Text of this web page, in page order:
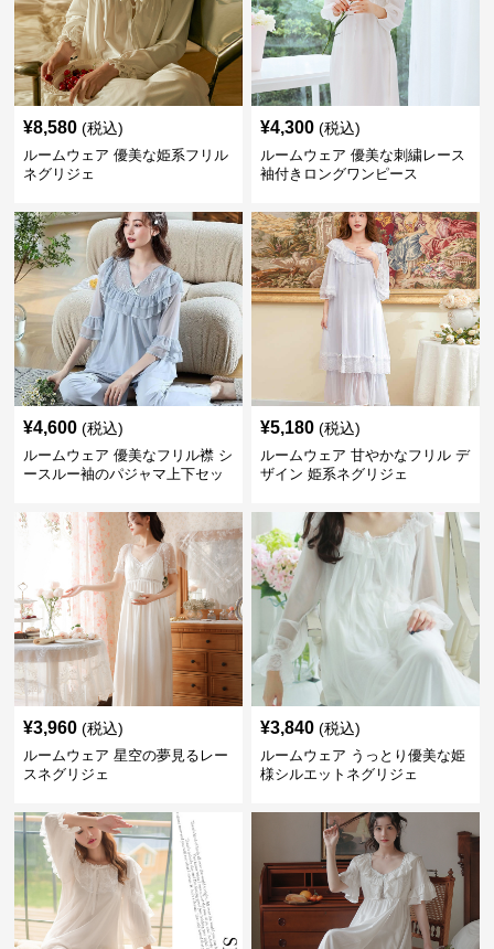
¥8,580 (税込)
ルームウェア 優美な姫系フリル
ネグリジェ
¥4,300 (税込)
ルームウェア 優美な刺繍レース
袖付きロングワンピース
¥4,600 (税込)
ルームウェア 優美なフリル襟 シ
ースルー袖のパジャマ上下セッ
¥5,180 (税込)
ルームウェア 甘やかなフリル デ
ザイン 姫系ネグリジェ
¥3,960 (税込)
ルームウェア 星空の夢見るレー
スネグリジェ
¥3,840 (税込)
ルームウェア うっとり優美な姫
様シルエットネグリジェ